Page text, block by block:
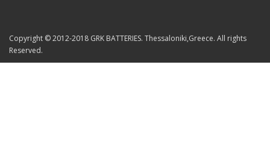
Copyright © 2012-2018 GRK BATTERIES. Thessaloniki,Greece. All rights
Reserved.